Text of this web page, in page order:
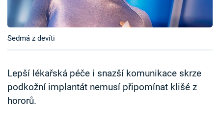
Sledujte prima+
Sledujte nás
Sedmá z devíti
Lepší lékařská péče i snazší komunikace skrze
podkožní implantát nemusí připomínat klišé z
hororů.